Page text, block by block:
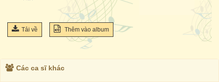
Tải về Thêm vào album
Các ca sĩ khác